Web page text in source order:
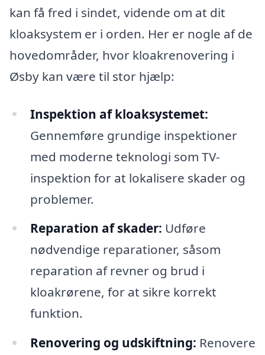
kan få fred i sindet, vidende om at dit
kloaksystem er i orden. Her er nogle af de
hovedområder, hvor kloakrenovering i
Øsby kan være til stor hjælp:
Inspektion af kloaksystemet:
Gennemføre grundige inspektioner
med moderne teknologi som TV-
inspektion for at lokalisere skader og
problemer.
Reparation af skader: Udføre
nødvendige reparationer, såsom
reparation af revner og brud i
kloakrørene, for at sikre korrekt
funktion.
Renovering og udskiftning: Renovere